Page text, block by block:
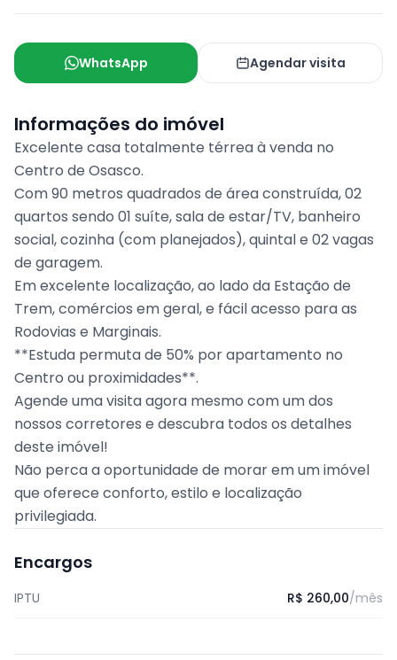
WhatsApp Agendar visita
Informações do imóvel
Excelente casa totalmente térrea à venda no
Centro de Osasco.
Com 90 metros quadrados de área construída, 02
quartos sendo 01 suíte, sala de estar/TV, banheiro
social, cozinha (com planejados), quintal e 02 vagas
de garagem.
Em excelente localização, ao lado da Estação de
Trem, comércios em geral, e fácil acesso para as
Rodovias e Marginais.
**Estuda permuta de 50% por apartamento no
Centro ou proximidades**.
Agende uma visita agora mesmo com um dos
nossos corretores e descubra todos os detalhes
deste imóvel!
Não perca a oportunidade de morar em um imóvel
que oferece conforto, estilo e localização
privilegiada.
Encargos
IPTU R$ 260,00/mês